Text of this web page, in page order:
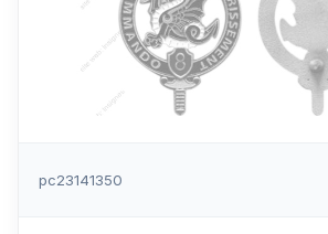
pc23141350